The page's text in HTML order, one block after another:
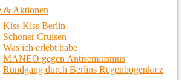
& Aktionen
Kiss Kiss Berlin
Schöner Cruisen
Was ich erlebt habe
MANEO gegen Antisemitismus
Rundgang durch Berlins Regenbogenkiez